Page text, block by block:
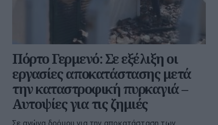
Πόρτο Γερμενό: Σε εξέλιξη οι
εργασίες αποκατάστασης μετά
την καταστροφική πυρκαγιά –
Αυτοψίες για τις ζημιές
Σε αγώνα δρόμου για την αποκατάσταση των